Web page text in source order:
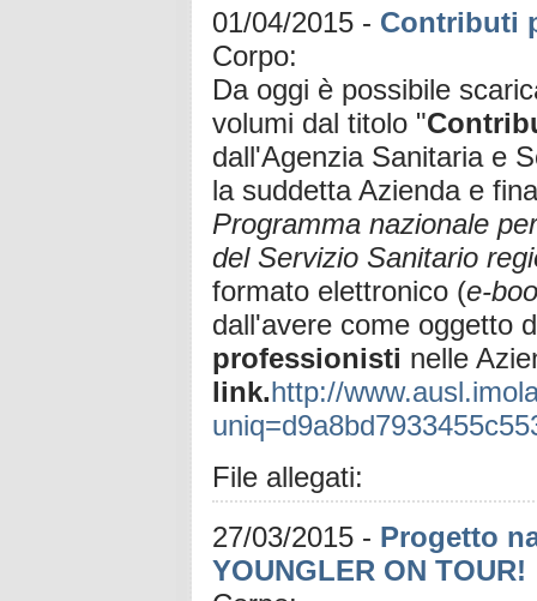
01/04/2015 - Contributi
Corpo:
Da oggi è possibile
volumi dal titolo "
dall'Agenzia Sanitaria e
la suddetta Azienda e
Programma nazionale
del Servizio Sanitario
formato elettronico (e-
dall'avere come oggetto
professionisti nelle
link.http://
File allegati:
27/03/2015 - Progetto
YOUNGLER ON TOUR!